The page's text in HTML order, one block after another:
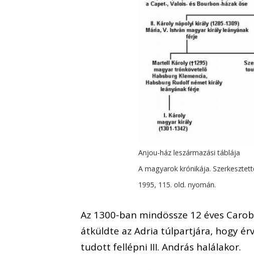
Anjou-ház leszármazási táblája
A magyarok krónikája.
1995, 115. old. nyomán.
Az 1300-ban mindössze 12 éves
átküldte az Adria túlpartjára, hogy
tudott fellépni III. András halálakor.